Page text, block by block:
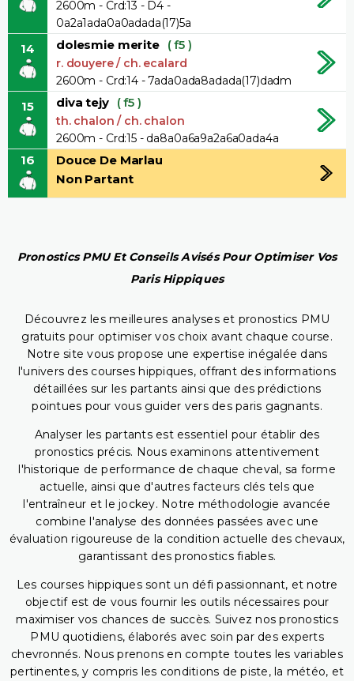
2600m - Crd:13 - D4 -
0a2a1ada0a0adada(17)5a
14 dolesmie merite ( f5 )
r. douyere / ch. ecalard
2600m - Crd:14 - 7ada0ada8adada(17)dadm
15 diva tejy ( f5 )
th. chalon / ch. chalon
2600m - Crd:15 - da8a0a6a9a2a6a0ada4a
16
Douce De Marlau
Non Partant
Pronostics PMU Et Conseils Avisés Pour Optimiser Vos
Paris Hippiques
Découvrez les meilleures analyses et pronostics PMU
gratuits pour optimiser vos choix avant chaque course.
Notre site vous propose une expertise inégalée dans
l'univers des courses hippiques, offrant des informations
détaillées sur les partants ainsi que des prédictions
pointues pour vous guider vers des paris gagnants.
Analyser les partants est essentiel pour établir des
pronostics précis. Nous examinons attentivement
l'historique de performance de chaque cheval, sa forme
actuelle, ainsi que d'autres facteurs clés tels que
l'entraîneur et le jockey. Notre méthodologie avancée
combine l'analyse des données passées avec une
évaluation rigoureuse de la condition actuelle des chevaux,
garantissant des pronostics fiables.
Les courses hippiques sont un défi passionnant, et notre
objectif est de vous fournir les outils nécessaires pour
maximiser vos chances de succès. Suivez nos pronostics
PMU quotidiens, élaborés avec soin par des experts
chevronnés. Nous prenons en compte toutes les variables
pertinentes, y compris les conditions de piste, la météo, et